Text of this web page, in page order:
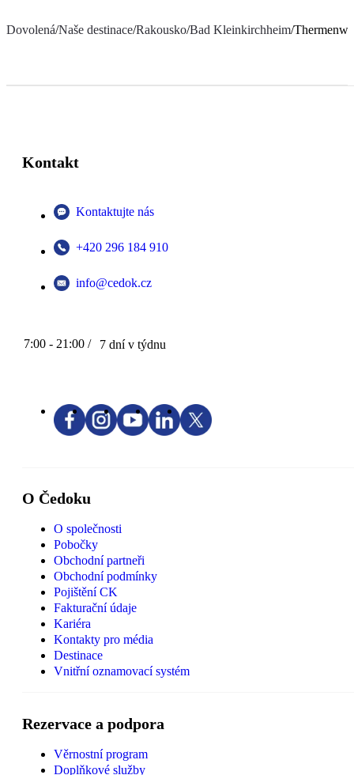
Dovolená/Naše destinace/Rakousko/Bad Kleinkirchheim/
Kontakt
Kontaktujte nás
+420 296 184 910
info@cedok.cz
7:00 - 21:00 / 7 dní v týdnu
O Čedoku
O společnosti
Pobočky
Obchodní partneři
Obchodní podmínky
Pojištění CK
Fakturační údaje
Kariéra
Kontakty pro média
Destinace
Vnitřní oznamovací systém
Rezervace a podpora
Věrnostní program
Doplňkové služby